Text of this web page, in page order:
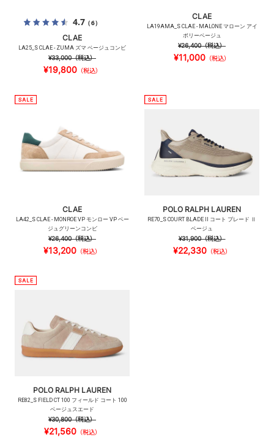
4.7（6）
CLAE
LA25_S CLAE - ZUMA ズマ ベージュコンビ
¥33,000（税込）
¥19,800（税込）
CLAE
LA19AMA_S CLAE - MALONE マローン アイ
ボリーベージュ
¥26,400（税込）
¥11,000 （税込）
CLAE
LA42_S CLAE - MONROE VP モンロー VP ベー
ジュグリーンコンビ
¥26,400（税込）
¥13,200 （税込）
POLO RALPH LAUREN
RE70_S COURT BLADE II コート ブレード Ⅱ
ベージュ
¥31,900（税込）
¥22,330（税込）
POLO RALPH LAUREN
RE82_S FIELD CT 100 フィールド コート 100
ベージュスエード
¥30,800（税込）
¥21,560（税込）